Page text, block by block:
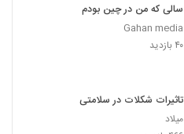
سالی که من در چین بودم
Gahan media
۴۰ بازدید
تاثیرات شکلات در سلامتی
میلاد